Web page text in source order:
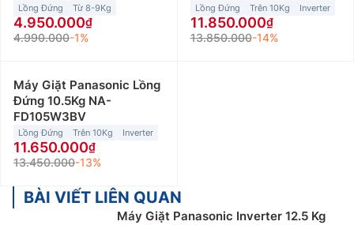
Lồng Đứng Từ 8-9Kg
4.950.000
4.990.000-1%
Lồng Đứng Trên 10Kg Inverter
11.850.000
13.850.000-14%
Máy Giặt Panasonic Lồng
Đứng 10.5Kg NA-
FD105W3BV
Lồng Đứng Trên 10Kg Inverter
11.650.000
13.450.000-13%
BÀI VIẾT LIÊN QUAN
Máy Giặt Panasonic Inverter 12.5 Kg